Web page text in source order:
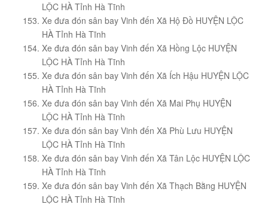
LỘC HÀ Tỉnh Hà Tĩnh
Xe đưa đón sân bay Vinh đến Xã Hộ Đồ HUYỆN LỘC
HÀ Tỉnh Hà Tĩnh
Xe đưa đón sân bay Vinh đến Xã Hồng Lộc HUYỆN
LỘC HÀ Tỉnh Hà Tĩnh
Xe đưa đón sân bay Vinh đến Xã Ích Hậu HUYỆN LỘC
HÀ Tỉnh Hà Tĩnh
Xe đưa đón sân bay Vinh đến Xã Mai Phụ HUYỆN
LỘC HÀ Tỉnh Hà Tĩnh
Xe đưa đón sân bay Vinh đến Xã Phù Lưu HUYỆN
LỘC HÀ Tỉnh Hà Tĩnh
Xe đưa đón sân bay Vinh đến Xã Tân Lộc HUYỆN LỘC
HÀ Tỉnh Hà Tĩnh
Xe đưa đón sân bay Vinh đến Xã Thạch Bằng HUYỆN
LỘC HÀ Tỉnh Hà Tĩnh